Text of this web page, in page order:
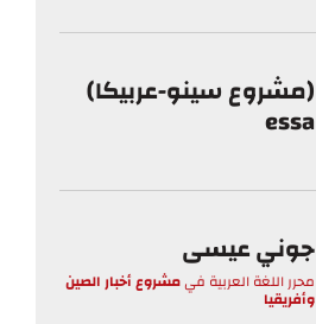
(مشروع سينو-عربيكا)
essa
جوني عيسى
محرر اللغة العربية فيمشروع أخبار الصين
وأفريقيا